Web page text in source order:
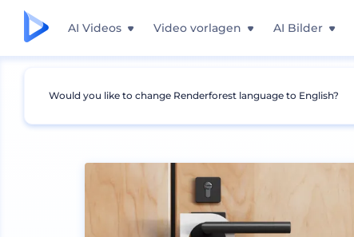
AI Videos Video vorlagen AI Bilder
Mockups Drucken Andere Druck-Mockups
Would you like to change Renderforest language to English?